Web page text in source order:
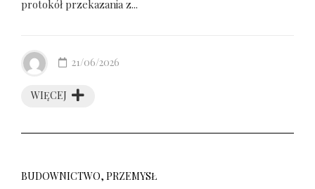
protokół przekazania z...
WIĘCEJ
21/06/2026
BUDOWNICTWO, PRZEMYSŁ